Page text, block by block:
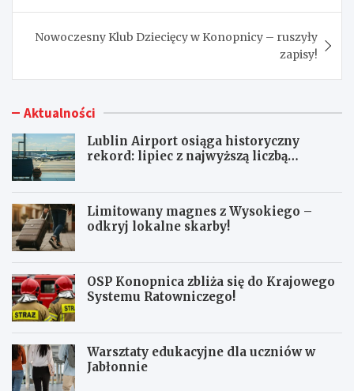
Nowoczesny Klub Dziecięcy w Konopnicy – ruszyły
zapisy!
Aktualności
Lublin Airport osiąga historyczny
rekord: lipiec z najwyższą liczbą
Limitowany magnes z Wysokiego –
odkryj lokalne skarby!
OSP Konopnica zbliża się do Krajowego
Systemu Ratowniczego!
Warsztaty edukacyjne dla uczniów w
Jabłonnie